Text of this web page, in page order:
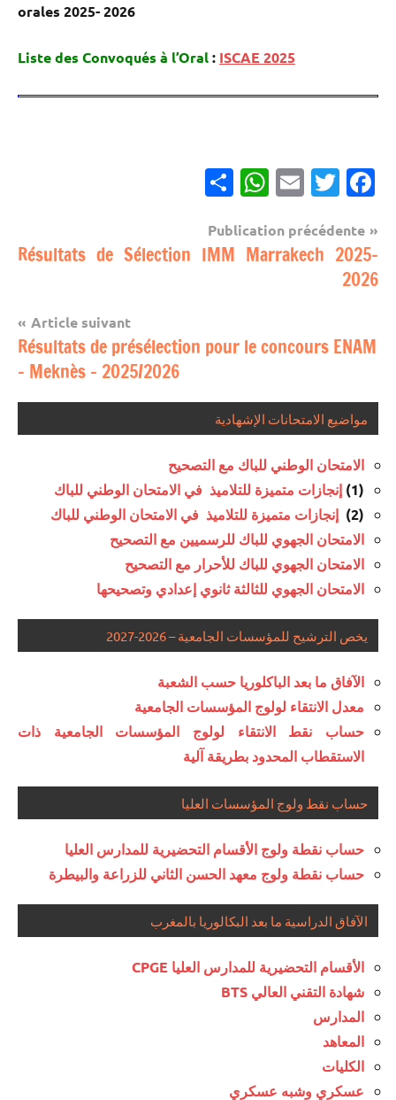
orales 2025- 2026
Liste des Convoqués à l’Oral: ISCAE 2025
Facebook
Twitter
Email
WhatsApp
مباريات
Navigation
de
l’article
Publication précédente
Résultats de Sélection IMM Marrakech 2025-
2026
Article suivant
Résultats de présélection pour le concours ENAM
– Meknès – 2025/2026
مواضيع الامتحانات الإشهادية
الامتحان الوطني للباك مع التصحيح
(1)
إنجازات متميزة للتلاميذ في الامتحان الوطني للباك
(2)
إنجازات متميزة للتلاميذ في الامتحان الوطني للباك
الامتحان الجهوي للباك للرسميين مع التصحيح
الامتحان الجهوي للباك للأحرار مع التصحيح
الامتحان الجهوي للثالثة ثانوي إعدادي وتصحيحها
يخص الترشيح للمؤسسات الجامعية – 2026-2027
الآفاق ما بعد الباكلوريا حسب الشعبة
معدل الانتقاء لولوج المؤسسات الجامعية
حساب نقط الانتقاء لولوج المؤسسات الجامعية ذات
الاستقطاب المحدود بطريقة آلية
حساب نقط ولوج المؤسسات العليا
حساب نقطة ولوج الأقسام التحضيرية للمدارس العليا
حساب نقطة ولوج معهد الحسن الثاني للزراعة والبيطرة
الآفاق الدراسية ما بعد البكالوريا بالمغرب
الأقسام التحضيرية للمدارس العليا CPGE
شهادة التقني العالي BTS
المدارس
المعاهد
الكليات
عسكري وشبه عسكري